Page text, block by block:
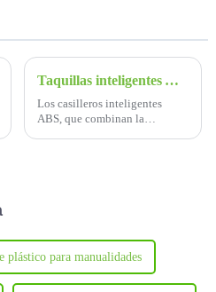
Taquillas inteligentes ABS Fuguitong-easylocker: revolucionando las soluciones de almacenamiento en todas las industrias
Los casilleros inteligentes
ABS, que combinan la
plástico para manualidades